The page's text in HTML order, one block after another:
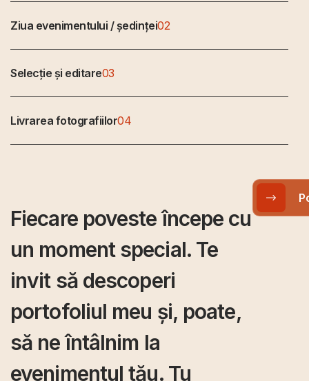
Ziua evenimentului / ședinței02
Selecție și editare03
Livrarea fotografiilor04
Fiecare poveste începe cu
un moment special. Te
invit să descoperi
portofoliul meu și, poate,
să ne întâlnim la
evenimentul tău. Tu